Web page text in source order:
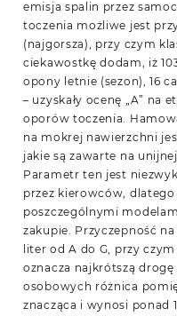
emisja spalin przez
toczenia możliwe jest
(najgorsza), przy czym
ciekawostkę dodam, iż
opony letnie (sezon), 16
– uzyskały ocenę „A” na
oporów toczenia.
na mokrej nawierzchni
jakie są zawarte na
Parametr ten jest
przez kierowców,
poszczególnymi
zakupie. Przyczepność
liter od A do G, przy
oznacza najkrótszą
osobowych różnica
znacząca i wynosi ponad